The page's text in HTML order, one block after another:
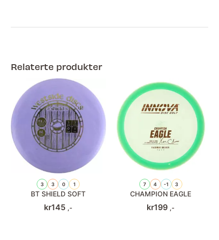
Relaterte produkter
3 3 0 1
BT SHIELD SOFT
kr145 ,-
7 4 -1 3
CHAMPION EAGLE
kr199 ,-